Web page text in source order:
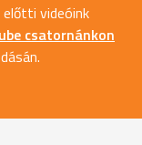
videóink
csatornánkon